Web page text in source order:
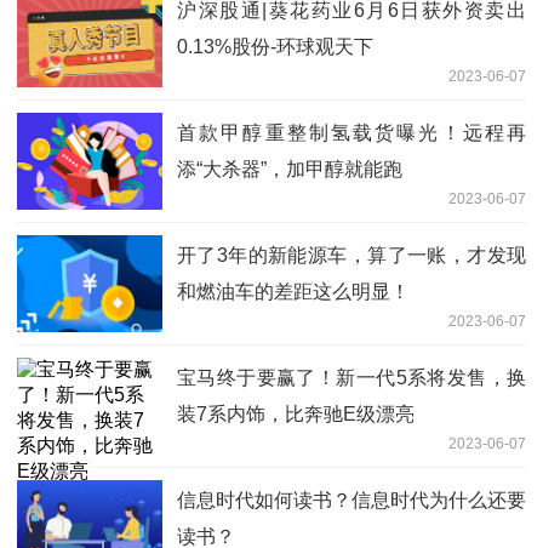
沪深股通|葵花药业6月6日获外资卖出
0.13%股份-环球观天下
2023-06-07
首款甲醇重整制氢载货曝光！远程再
添“大杀器”，加甲醇就能跑
2023-06-07
开了3年的新能源车，算了一账，才发现
和燃油车的差距这么明显！
2023-06-07
宝马终于要赢了！新一代5系将发售，换
装7系内饰，比奔驰E级漂亮
2023-06-07
信息时代如何读书？信息时代为什么还要
读书？